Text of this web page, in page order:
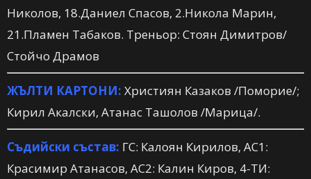
Николов, 18.Даниел Спасов, 2.Никола Марин,
21.Пламен Табаков. Треньор: Стоян Димитров/
Стойчо Драмов
ЖЪЛТИ КАРТОНИ: Християн Казаков /Поморие/;
Кирил Акалски, Атанас Ташолов /Марица/.
Съдийски състав: ГС: Калоян Кирилов, АС1:
Красимир Атанасов, АС2: Калин Киров, 4-ТИ: